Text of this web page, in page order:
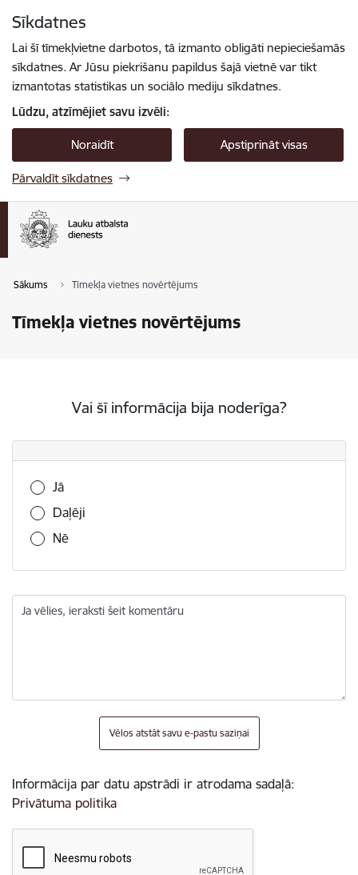
Sīkdatnes
Lai šī tīmekļvietne darbotos, tā izmanto obligāti nepieciešamās
sīkdatnes. Ar Jūsu piekrišanu papildus šajā vietnē var tikt
izmantotas statistikas un sociālo mediju sīkdatnes.
Lūdzu, atzīmējiet savu izvēli:
Noraidīt Apstiprināt visas
Pārvaldīt sīkdatnes
Sākums Tīmekļa vietnes novērtējums
Tīmekļa vietnes novērtējums
Vai šī informācija bija noderīga?
Vai šī informācija bija noderīga?
Jā
Daļēji
Nē
Ja vēlies, ieraksti šeit komentāru
Vēlos atstāt savu e-pastu saziņai
Informācija par datu apstrādi ir atrodama sadaļā:
Privātuma politika